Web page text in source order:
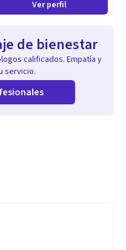
priorizo el respeto,
bienestar integral y al
Ver perfil
de bienestar
calificados. Empatía y
servicio.